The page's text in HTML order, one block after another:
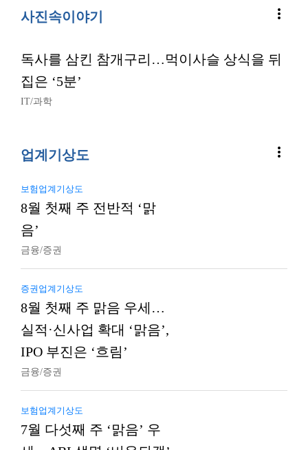
사진속이야기 more_vert
독사를 삼킨 참개구리…먹이사슬 상식을 뒤
집은 ‘5분’
IT/과학
업계기상도 more_vert
보험업계기상도
8월 첫째 주 전반적 ‘맑
음’
금융/증권
증권업계기상도
8월 첫째 주 맑음 우세…
실적·신사업 확대 ‘맑음’,
IPO 부진은 ‘흐림’
금융/증권
보험업계기상도
7월 다섯째 주 ‘맑음’ 우